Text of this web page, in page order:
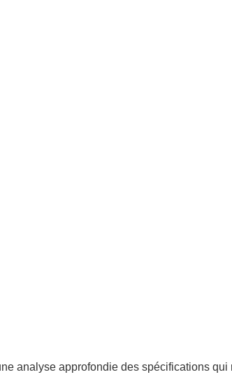
analyse approfondie des spécifications